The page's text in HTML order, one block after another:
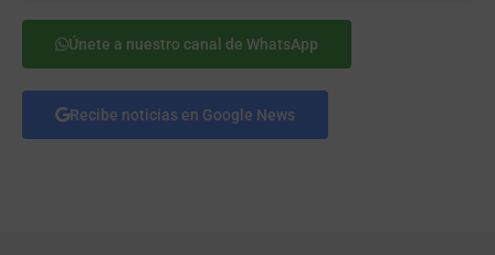
Únete a nuestro canal de WhatsApp
Recibe noticias en Google News